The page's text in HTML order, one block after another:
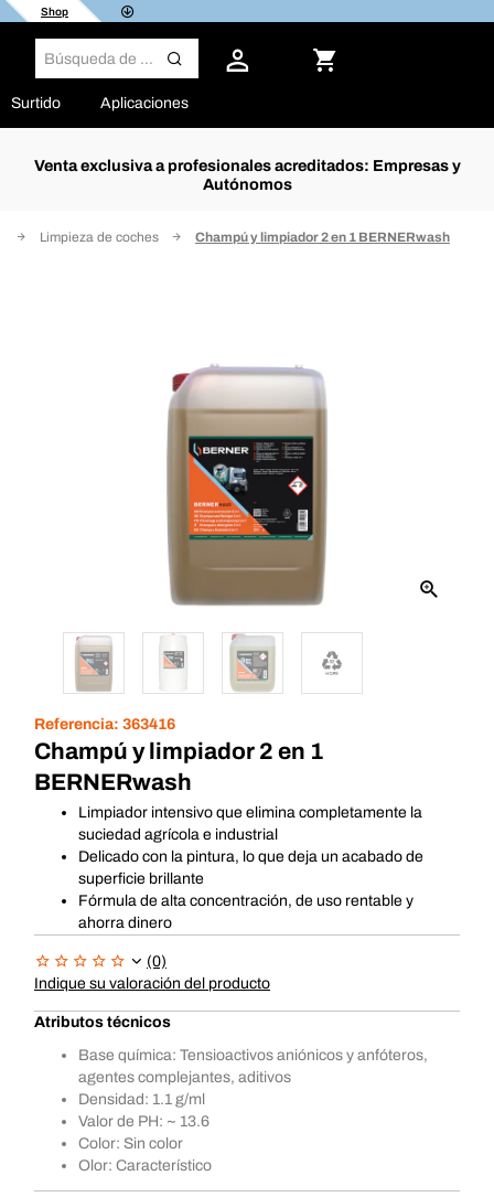
Shop
Surtido Aplicaciones
Venta exclusiva a profesionales acreditados: Empresas y
Autónomos
Limpieza de coches Champú y limpiador 2 en 1 BERNERwash
Referencia: 363416
Champú y limpiador 2 en 1
BERNERwash
Limpiador intensivo que elimina completamente la
suciedad agrícola e industrial
Delicado con la pintura, lo que deja un acabado de
superficie brillante
Fórmula de alta concentración, de uso rentable y
ahorra dinero
(0)
Indique su valoración del producto
Atributos técnicos
Base química: Tensioactivos aniónicos y anfóteros,
agentes complejantes, aditivos
Densidad: 1.1 g/ml
Valor de PH: ~ 13.6
Color: Sin color
Olor: Característico